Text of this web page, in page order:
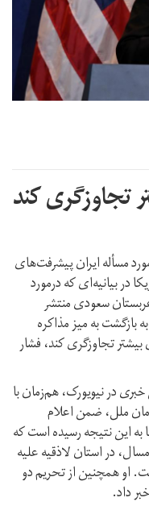
تجاوز‌گری کند
مسأله ایران پیشرفت‌های
در بیانیه‌ای که درمورد
سعودی منتشر
بازگشت به میز مذاکره
بیشتر تجاوز‌گری کند، فشار
در نیویورک، هم‌زمان با
ملل، ضمن اعلام
به این نتیجه رسیده است که
در استان لاذقیه علیه
او همچنین از تحریم دو
داد.